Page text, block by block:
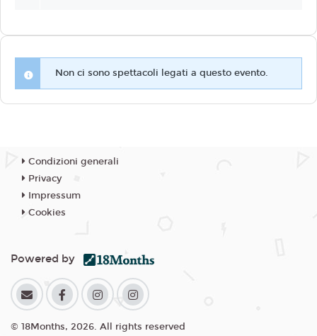
Non ci sono spettacoli legati a questo evento.
Condizioni generali
Privacy
Impressum
Cookies
Powered by
© 18Months, 2026. All rights reserved